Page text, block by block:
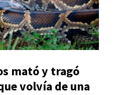
mató y tragó
volvía de una